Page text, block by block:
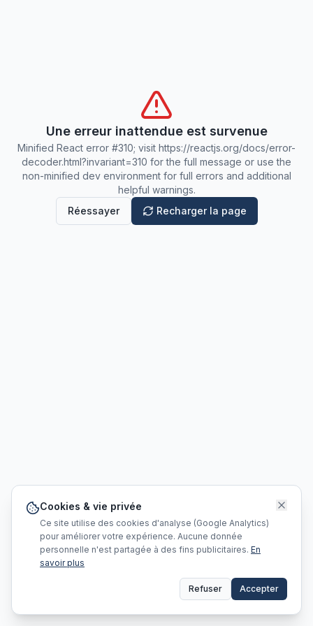
Une erreur inattendue est survenue
Minified React error #310; visit https://reactjs.org/docs/error-
decoder.html?invariant=310 for the full message or use the
non-minified dev environment for full errors and additional
helpful warnings.
Réessayer
Recharger la page
Cookies & vie privée
Ce site utilise des cookies d'analyse (Google Analytics)
pour améliorer votre expérience. Aucune donnée
personnelle n'est partagée à des fins publicitaires. En
savoir plus
Refuser Accepter